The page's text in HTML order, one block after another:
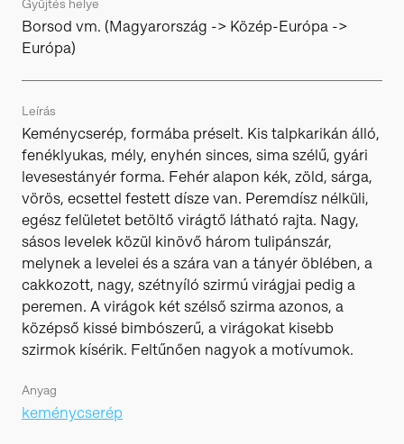
Gyűjtés helye
Borsod vm. (Magyarország -> Közép-Európa ->
Európa)
Leírás
Keménycserép, formába préselt. Kis talpkarikán álló,
fenéklyukas, mély, enyhén sinces, sima szélű, gyári
levesestányér forma. Fehér alapon kék, zöld, sárga,
vörös, ecsettel festett dísze van. Peremdísz nélküli,
egész felületet betöltő virágtő látható rajta. Nagy,
sásos levelek közül kinövő három tulipánszár,
melynek a levelei és a szára van a tányér öblében, a
cakkozott, nagy, szétnyíló szirmú virágjai pedig a
peremen. A virágok két szélső szirma azonos, a
középső kissé bimbószerű, a virágokat kisebb
szirmok kísérik. Feltűnően nagyok a motívumok.
Anyag
keménycserép